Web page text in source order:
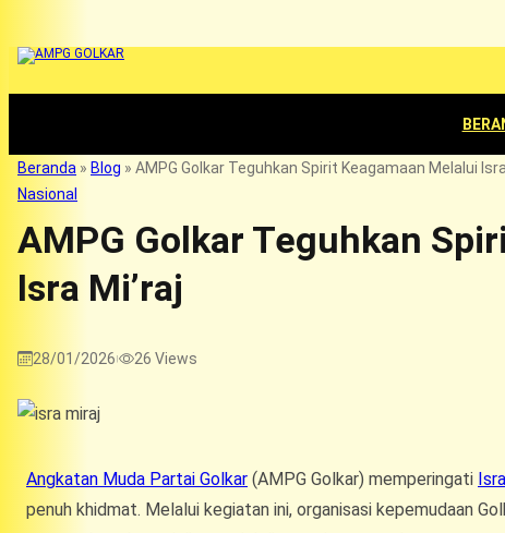
Beranda » Blog » AMPG Golkar Teguhkan Spirit Keagamaan Melalui
Nasional
AMPG Golkar Teguhkan
Isra Mi’raj
28/01/2026 | 26 Views
Angkatan Muda Partai Golkar (AMPG Golkar) memperingati
penuh khidmat. Melalui kegiatan ini, organisasi kepemudaan